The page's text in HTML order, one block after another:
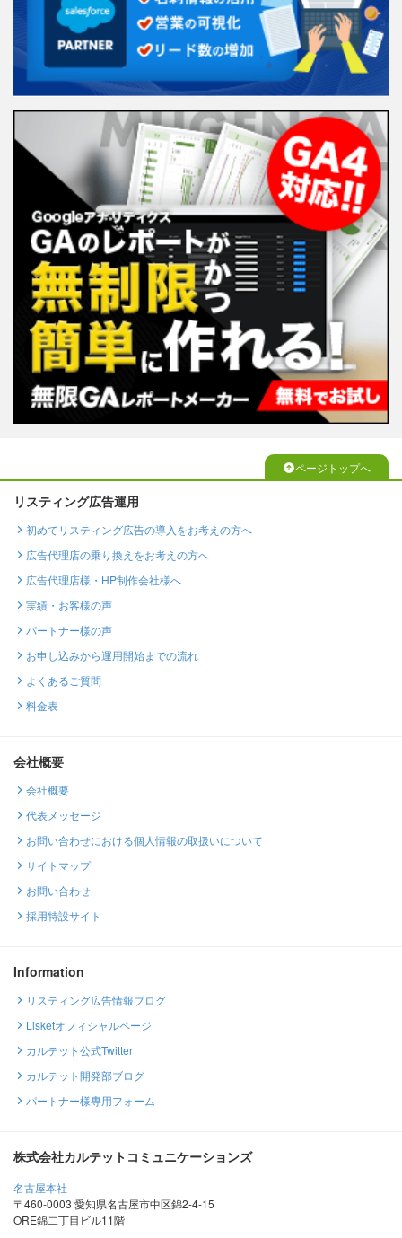
ページトップへ
リスティング広告運用
初めてリスティング広告の導入をお考えの方へ
広告代理店の乗り換えをお考えの方へ
広告代理店様・HP制作会社様へ
実績・お客様の声
パートナー様の声
お申し込みから運用開始までの流れ
よくあるご質問
料金表
会社概要
会社概要
代表メッセージ
お問い合わせにおける個人情報の取扱いについて
サイトマップ
お問い合わせ
採用特設サイト
Information
リスティング広告情報ブログ
Lisketオフィシャルページ
カルテット公式Twitter
カルテット開発部ブログ
パートナー様専用フォーム
株式会社カルテットコミュニケーションズ
名古屋本社
〒460-0003 愛知県名古屋市中区錦2-4-15
ORE錦二丁目ビル11階